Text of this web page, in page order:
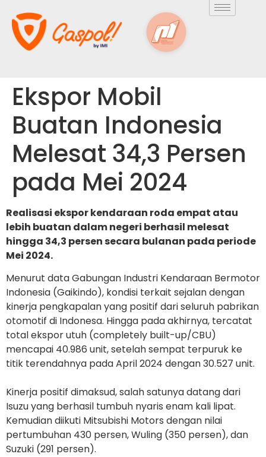
Ekspor Mobil
Buatan Indonesia
Melesat 34,3 Persen
pada Mei 2024
Realisasi ekspor kendaraan roda empat atau
lebih buatan dalam negeri berhasil melesat
hingga 34,3 persen secara bulanan pada periode
Mei 2024.
Menurut data Gabungan Industri Kendaraan Bermotor
Indonesia (Gaikindo), kondisi terkait sejalan dengan
kinerja pengkapalan yang positif dari seluruh pabrikan
otomotif di Indonesa. Hingga pada akhirnya, tercatat
total ekspor utuh (completely built-up/CBU)
mencapai 40.986 unit, setelah sempat terpuruk ke
titik terendahnya pada April 2024 dengan 30.527 unit.
Kinerja positif dimaksud, salah satunya datang dari
Isuzu yang berhasil tumbuh nyaris enam kali lipat.
Kemudian diikuti Mitsubishi Motors dengan nilai
pertumbuhan 430 persen, Wuling (350 persen), dan
Suzuki (291 persen).